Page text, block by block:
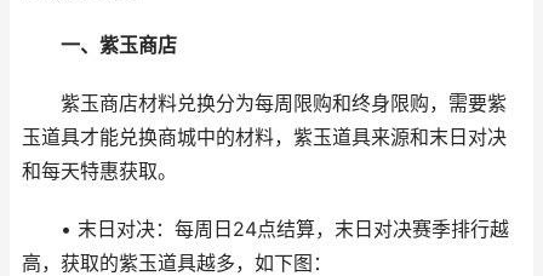
一、紫玉商店
紫玉商店材料兑换分为每周限购和终身限购，需要紫
玉道具才能兑换商城中的材料，紫玉道具来源和末日对决
和每天特惠获取。
• 末日对决：每周日24点结算，末日对决赛季排行越
高，获取的紫玉道具越多，如下图：